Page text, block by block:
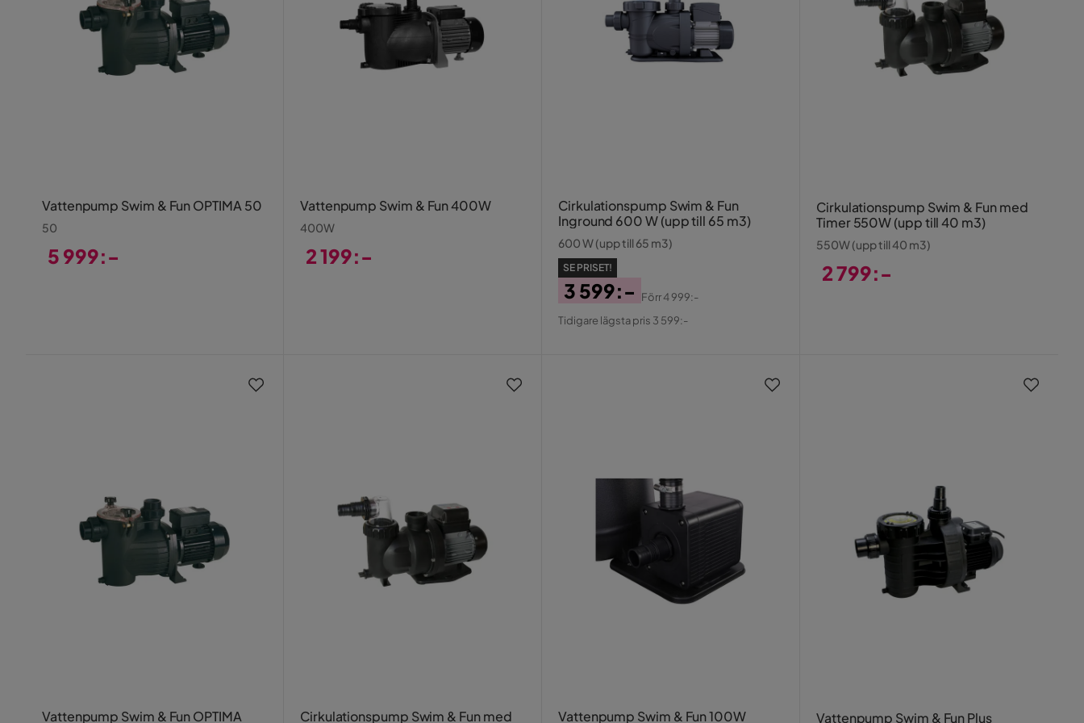
Vattenpump Swim & Fun OPTIMA 50
50
5 999:-
Vattenpump Swim & Fun 400W
400W
2 199:-
Cirkulationspump Swim & Fun
Inground 600 W (upp till 65 m3)
600 W (upp till 65 m3)
SE PRISET!
Pris
3 599:-
Original
Förr4 999:-
Tidigare lägsta pris 3 599:-
Cirkulationspump Swim & Fun med
Timer 550W (upp till 40 m3)
550W (upp till 40 m3)
2 799:-
Vattenpump Swim & Fun OPTIMA Cirkulationspump Swim & Fun med Vattenpump Swim & Fun 100W Vattenpump Swim & Fun Plus